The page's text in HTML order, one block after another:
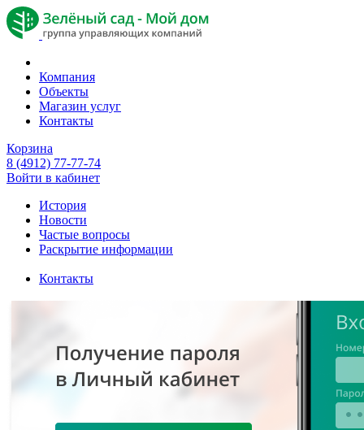
Компания
Объекты
Магазин услуг
Контакты
Корзина
8 (4912) 77-77-74
Войти в кабинет
История
Новости
Частые вопросы
Раскрытие информации
Контакты